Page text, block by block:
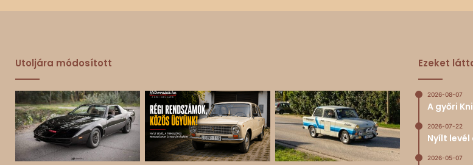
Utoljára módosított Ezeket
2026-08-07
A győri
2026-07-22
Nyílt
2026-05-07